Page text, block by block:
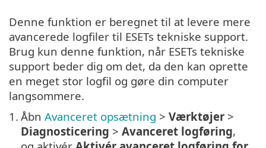
Denne funktion er beregnet til at levere mere
avancerede logfiler til ESETs tekniske support.
Brug kun denne funktion, når ESETs tekniske
support beder dig om det, da den kan oprette
en meget stor logfil og gøre din computer
langsommere.
1. Åbn Avanceret opsætning > Værktøjer >
Diagnosticering > Avanceret logføring,